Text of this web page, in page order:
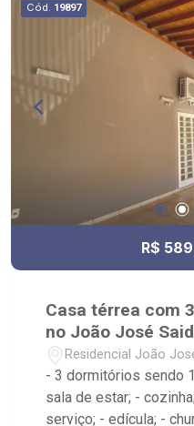
Cód. 19897
R$
Casa térrea com
no João José
Residencial João
Preto/SP
- 3 dormitórios sendo
sala de estar; -
serviço; - edícula; -